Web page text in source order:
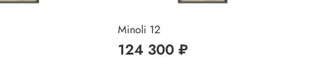
Minoli 12
124 300 ₽